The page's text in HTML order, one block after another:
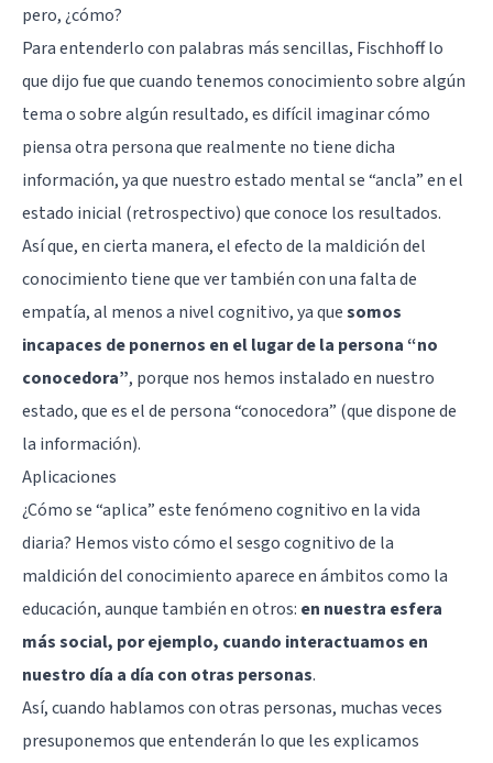
pero, ¿cómo?
Para entenderlo con palabras más sencillas, Fischhoff lo
que dijo fue que cuando tenemos conocimiento sobre algún
tema o sobre algún resultado, es difícil imaginar cómo
piensa otra persona que realmente no tiene dicha
información, ya que nuestro estado mental se “ancla” en el
estado inicial (retrospectivo) que conoce los resultados.
Así que, en cierta manera, el efecto de la maldición del
conocimiento tiene que ver también con una falta de
empatía, al menos a nivel cognitivo, ya quesomos
incapaces de ponernos en el lugar de la persona “no
conocedora”, porque nos hemos instalado en nuestro
estado, que es el de persona “conocedora” (que dispone de
la información).
Aplicaciones
¿Cómo se “aplica” este fenómeno cognitivo en la vida
diaria? Hemos visto cómo el sesgo cognitivo de la
maldición del conocimiento aparece en ámbitos como la
educación, aunque también en otros: en nuestra esfera
más social, por ejemplo, cuando interactuamos en
nuestro día a día con otras personas.
Así, cuando hablamos con otras personas, muchas veces
presuponemos que entenderán lo que les explicamos